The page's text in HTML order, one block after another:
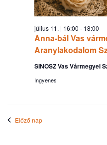
Anna-bál Vas
Aranylakodalom
július 11. | 16:00 - 18:00
SINOSZ Vas Vármegyei
Ingyenes
Előző nap